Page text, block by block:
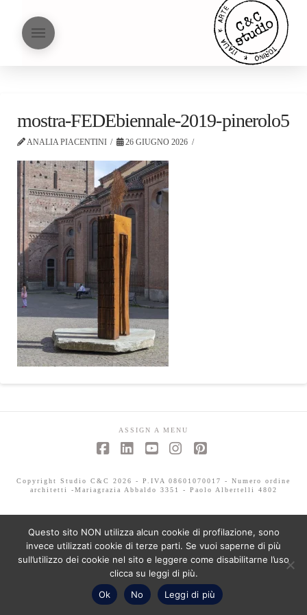
mostra-FEDEbiennale-2019-pinerolo5
ANALIA PIACENTINI 26 GIUGNO 2026
ASSIGN A MENU
Copyright Studio C&C 2026 - P.IVA 08601070017 - Numero ordine
architetti -Mariagrazia Abbaldo 3351 - Paolo Albertelli 4802
Questo sito NON utilizza alcun cookie di profilazione, sono
invece utilizzati cookie di terze parti. Se vuoi saperne di più
sull’utilizzo dei cookie nel sito e leggere come disabilitarne l’uso
clicca su leggi di più.
Ok
No Leggi di più